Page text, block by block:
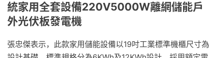
統家用全套設備220V5000W離網儲能戶
外光伏板發電機
張忠傑表示，此款家用儲能設備以19吋工業標準機櫃尺寸為